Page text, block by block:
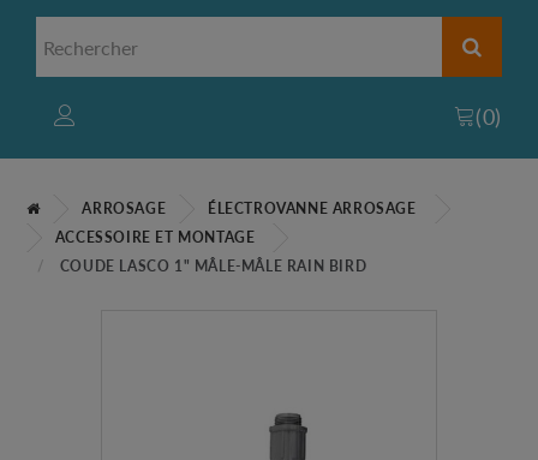
(0)
ARROSAGE
ÉLECTROVANNE ARROSAGE
ACCESSOIRE ET MONTAGE
COUDE LASCO 1" MÂLE-MÂLE RAIN BIRD